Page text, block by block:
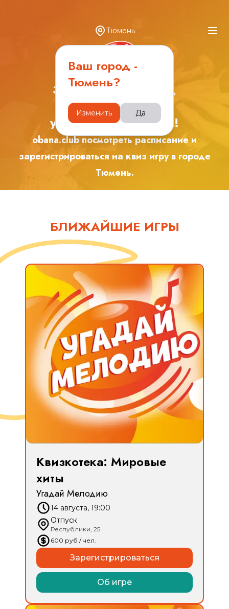
Тюмень
Ваш город -
Тюмень?
Изменить Да
Зарядись эмоциями,
играя с друзьями в
увлекательные игры!
obana.club посмотреть расписание и
зарегистрироваться на квиз игру в городе
Тюмень.
БЛИЖАЙШИЕ ИГРЫ
Квизкотека: Мировые
хиты
Угадай Мелодию
14 августа, 19:00
Отпуск
Республики, 25
600 руб / чел.
Зарегистрироваться
Об игре